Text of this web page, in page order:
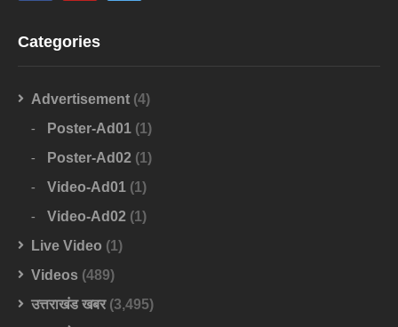
Categories
Advertisement (4)
Poster-Ad01 (1)
Poster-Ad02 (1)
Video-Ad01 (1)
Video-Ad02 (1)
Live Video (1)
Videos (489)
उत्तराखंड खबर(3,495)